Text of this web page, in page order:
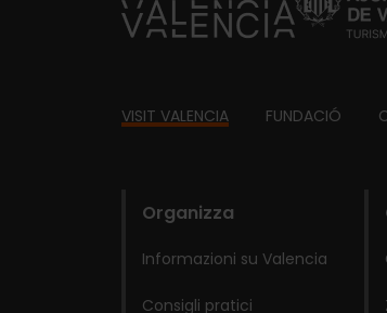
https://
Footer
VISIT VALENCIA FUNDACIÓ
Organizza
Informazioni su Valencia
Consigli pratici